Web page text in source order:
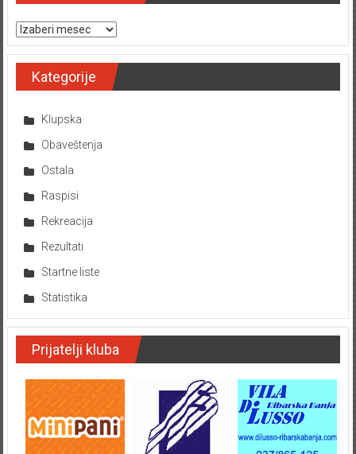
Arhiva tekstova
Kategorije
Klupska
Obaveštenja
Ostala
Raspisi
Rekreacija
Rezultati
Startne liste
Statistika
Prijatelji kluba